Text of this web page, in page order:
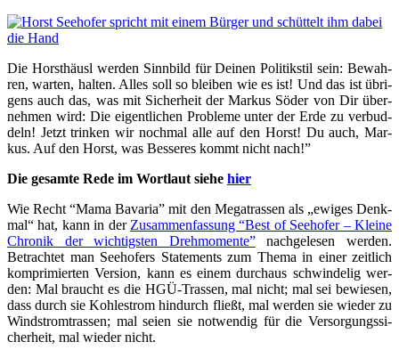
Die Horst­häusl wer­den Sinn­bild für Dei­nen Poli­tik­stil sein: Bewah­
ren, war­ten, hal­ten. Alles soll so blei­ben wie es ist! Und das ist übri­
gens auch das, was mit Sicher­heit der Mar­kus Söder von Dir über­
neh­men wird: Die eigent­li­chen Pro­ble­me unter der Erde zu ver­bud­
deln! Jetzt trin­ken wir noch­mal alle auf den Horst! Du auch, Mar­
kus. Auf den Horst, was Bes­se­res kommt nicht nach!”
Die gesam­te Rede im Wort­laut sie­he hier
Wie Recht “Mama Bava­ria” mit den Mega­tras­sen als „ewi­ges Denk­
mal“ hat, kann in der Zusam­men­fas­sung “Best of See­ho­fer – Klei­ne
Chro­nik der wich­tigs­ten Dreh­mo­men­te”nach­ge­le­sen wer­den.
Betrach­tet man See­ho­fers State­ments zum The­ma in einer zeit­lich
kom­pri­mier­ten Ver­si­on, kann es einem durch­aus schwin­de­lig wer­
den: Mal braucht es die HGÜ-Tras­sen, mal nicht; mal sei bewie­sen,
dass durch sie Koh­lestrom hin­durch fließt, mal wer­den sie wie­der zu
Wind­strom­tras­sen; mal sei­en sie not­wen­dig für die Ver­sor­gungs­si­
cher­heit, mal wie­der nicht.